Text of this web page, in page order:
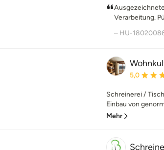
Verarbeitung.
– HU-
5,0
Schreinerei /
Einbau von
Mehr